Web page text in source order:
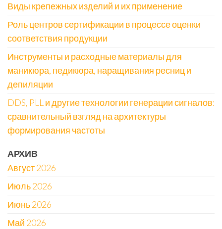
Виды крепежных изделий и их применение
Роль центров сертификации в процессе оценки
соответствия продукции
Инструменты и расходные материалы для
маникюра, педикюра, наращивания ресниц и
депиляции
DDS, PLL и другие технологии генерации сигналов:
сравнительный взгляд на архитектуры
формирования частоты
АРХИВ
Август 2026
Июль 2026
Июнь 2026
Май 2026